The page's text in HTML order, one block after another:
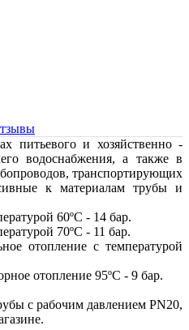
питьевого и хозяйственно -
водоснабжения, а также в
транспортирующих
к материалам трубы и
60ºС - 14 бар.
70ºС - 11 бар.
отопление с температурой
отопление 95ºС - 9 бар.
с рабочим давлением PN20,